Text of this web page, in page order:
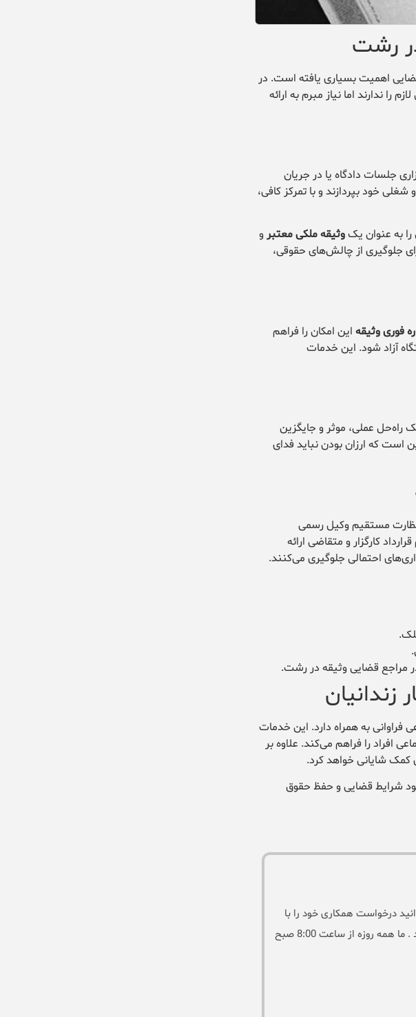
رشت
قضایی اهمیت بسیاری یافته است. در
را ندارند اما نیاز مبرم به ارائه
جلسات دادگاه یا در جریان
خود بپردازند و با تمرکز کافی،
وثیقه ملکی معتبرو
جلوگیری از چالش‌های حقوقی،
فوری وثیقه این امکان را فراهم
آزاد شود. این خدمات
راه‌حل عملی، موثر و جایگزین
است که ارزان بودن نباید فدای
مستقیم وکیل رسمی
کارگزار و متقاضی ارائه
احتمالی جلوگیری می‌کنند.
مراجع قضایی وثیقه در رشت.
فراوانی به همراه دارد. این خدمات
افراد را فراهم می‌کند. علاوه بر
کمک شایانی خواهد کرد.
شرایط قضایی و حفظ حقوق
درخواست همکاری خود را با
این مرکز از طریق فرم روبرو ارسال نمایید و یا از طریق تلفن های درج شده در وب سایت با کارشناسان ما تماس بگیرید . ما همه روزه از ساعت 8:00 صبح